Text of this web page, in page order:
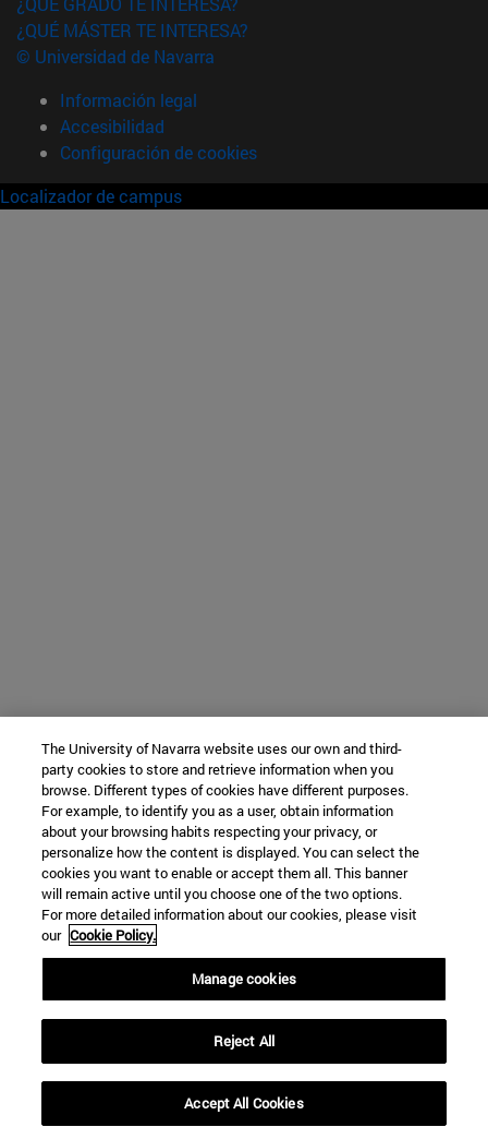
¿QUÉ MÁSTER TE INTERESA?
© Universidad de Navarra
Información legal
Accesibilidad
Configuración de cookies
Localizador de campus
The University of Navarra website uses our own and third-
party cookies to store and retrieve information when you
browse. Different types of cookies have different purposes.
For example, to identify you as a user, obtain information
about your browsing habits respecting your privacy, or
personalize how the content is displayed. You can select the
cookies you want to enable or accept them all. This banner
will remain active until you choose one of the two options.
For more detailed information about our cookies, please visit
our Cookie Policy.
Manage cookies
Reject All
Accept All Cookies